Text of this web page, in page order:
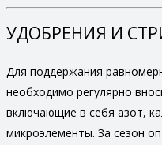
УДОБРЕНИЯ И
Для поддержания
необходимо регулярно
включающие в себя азот,
микроэлементы. За сезон